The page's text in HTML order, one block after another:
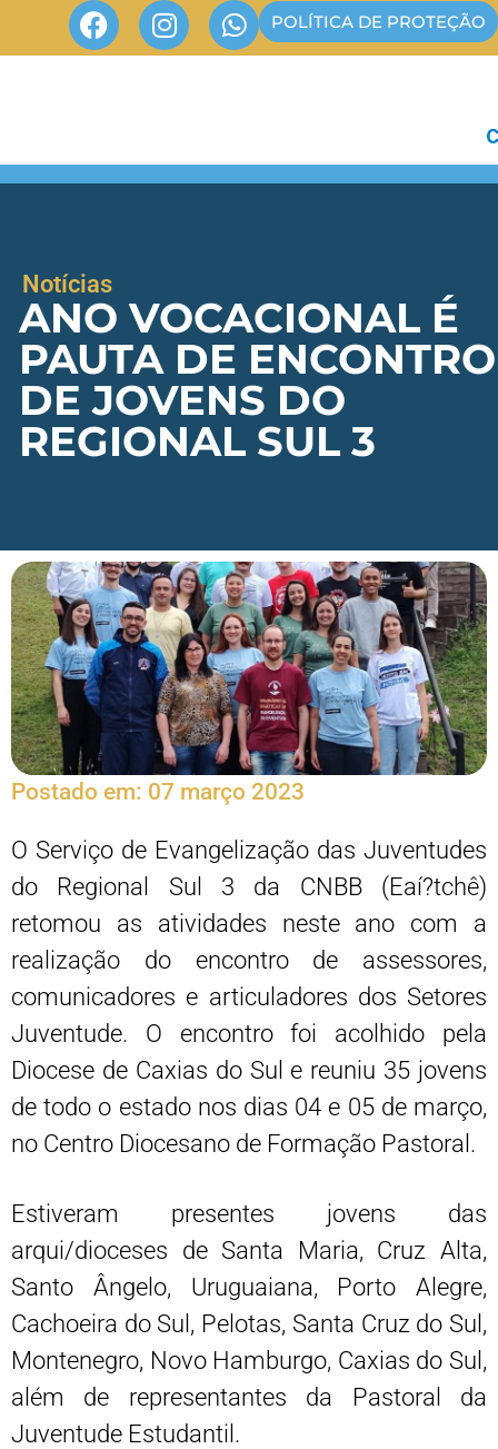
POLÍTICA DE PROTEÇÃO
Notícias
ANO VOCACIONAL É
PAUTA DE ENCONTRO
DE JOVENS DO
REGIONAL SUL 3
Postado em: 07 março 2023
O Serviço de Evangelização das Juventudes
do Regional Sul 3 da CNBB (Eaí?tchê)
retomou as atividades neste ano com a
realização do encontro de assessores,
comunicadores e articuladores dos Setores
Juventude. O encontro foi acolhido pela
Diocese de Caxias do Sul e reuniu 35 jovens
de todo o estado nos dias 04 e 05 de março,
no Centro Diocesano de Formação Pastoral.
Estiveram presentes jovens das
arqui/dioceses de Santa Maria, Cruz Alta,
Santo Ângelo, Uruguaiana, Porto Alegre,
Cachoeira do Sul, Pelotas, Santa Cruz do Sul,
Montenegro, Novo Hamburgo, Caxias do Sul,
além de representantes da Pastoral da
Juventude Estudantil.